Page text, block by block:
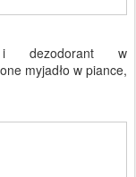
i dezodorant w
myjadło w piance,